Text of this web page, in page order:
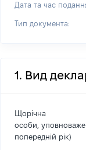
Дата та час
Тип документа:
1. Вид
Щорічна
особи,
попередній рік)